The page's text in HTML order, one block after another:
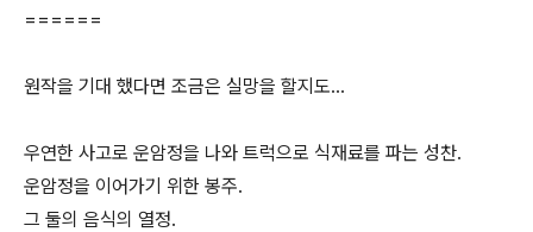
======
원작을 기대 했다면 조금은 실망을 할지도...
우연한 사고로 운암정을 나와 트럭으로 식재료를 파는 성찬.
운암정을 이어가기 위한 봉주.
그 둘의 음식의 열정.